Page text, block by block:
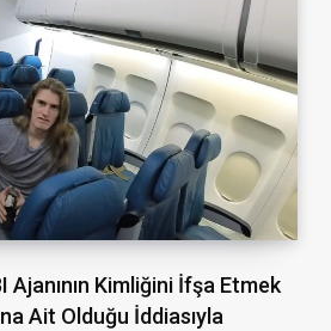
Ajanının Kimliğini İfşa Etmek
Ait Olduğu İddiasıyla